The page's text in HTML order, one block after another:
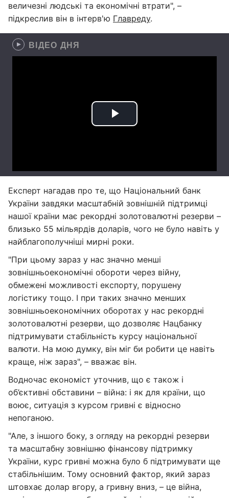
величезні людські та економічні втрати", –
підкреслив він в інтерв'ю Главреду.
ВІДЕО ДНЯ
Експерт нагадав про те, що Національний банк
України завдяки масштабній зовнішній підтримці
нашої країни має рекордні золотовалютні резерви –
близько 55 мільярдів доларів, чого не було навіть у
найблагополучніші мирні роки.
"При цьому зараз у нас значно менші
зовнішньоекономічні обороти через війну,
обмежені можливості експорту, порушену
логістику тощо. І при таких значно менших
зовнішньоекономічних оборотах у нас рекордні
золотовалютні резерви, що дозволяє Нацбанку
підтримувати стабільність курсу національної
валюти. На мою думку, він міг би робити це навіть
краще, ніж зараз", – вважає він.
Водночас економіст уточнив, що є також і
об’єктивні обставини – війна: і як для країни, що
воює, ситуація з курсом гривні є відносно
непоганою.
"Але, з іншого боку, з огляду на рекордні резерви
та масштабну зовнішню фінансову підтримку
України, курс гривні можна було б підтримувати ще
стабільнішим. Тому основний фактор, який зараз
штовхає долар вгору, а гривну вниз, – це війна,